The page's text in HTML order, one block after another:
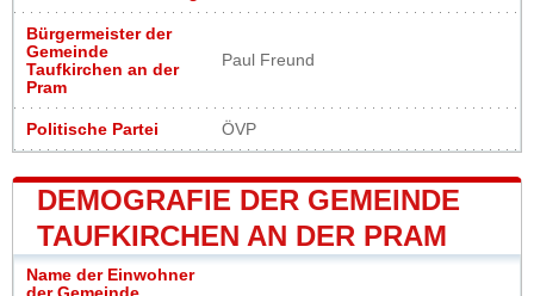
Bürgermeister der
Gemeinde
Taufkirchen an der
Pram
Paul Freund
Politische Partei ÖVP
DEMOGRAFIE DER GEMEINDE
TAUFKIRCHEN AN DER PRAM
Name der Einwohner